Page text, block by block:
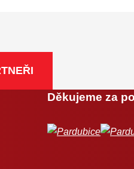
Děkujeme za